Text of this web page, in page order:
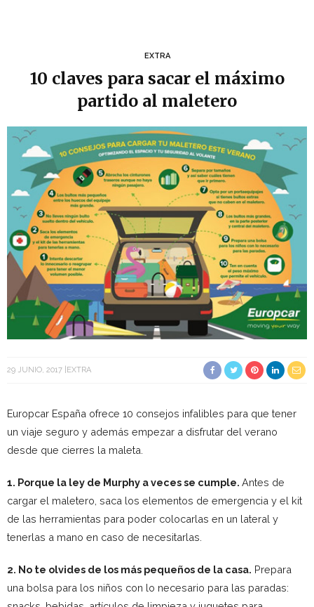
EXTRA
10 claves para sacar el máximo
partido al maletero
29 JUNIO, 2017 EXTRA
Europcar España ofrece 10 consejos infalibles para que tener
un viaje seguro y además empezar a disfrutar del verano
desde que cierres la maleta.
1. Porque la ley de Murphy a veces se cumple. Antes de
cargar el maletero, saca los elementos de emergencia y el kit
de las herramientas para poder colocarlas en un lateral y
tenerlas a mano en caso de necesitarlas.
2. No te olvides de los más pequeños de la casa. Prepara
una bolsa para los niños con lo necesario para las paradas: